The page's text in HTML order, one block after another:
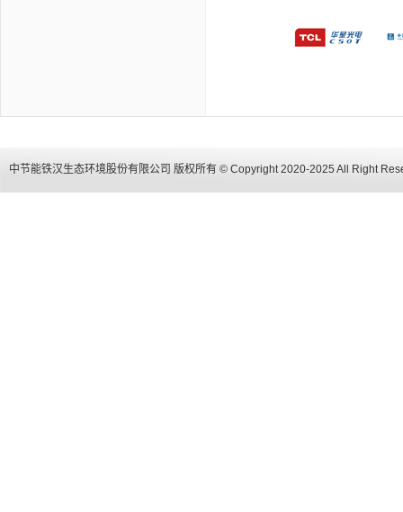
中节能铁汉生态环境股份有限公司 版权所有 © Copyright 2020-2025 All Right